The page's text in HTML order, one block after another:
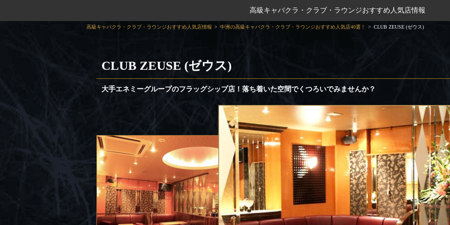
高級キャバクラ・クラブ・ラウンジおすすめ人気店情報
高級キャバクラ・クラブ・ラウンジおすすめ人気店情報 中洲の高級キャバクラ・クラブ・ラウンジおすすめ人気店40選！ CLUB ZEUSE (ゼウス)
CLUB ZEUSE (ゼウス)
大手エネミーグループのフラッグシップ店！落ち着いた空間でくつろいでみませんか？